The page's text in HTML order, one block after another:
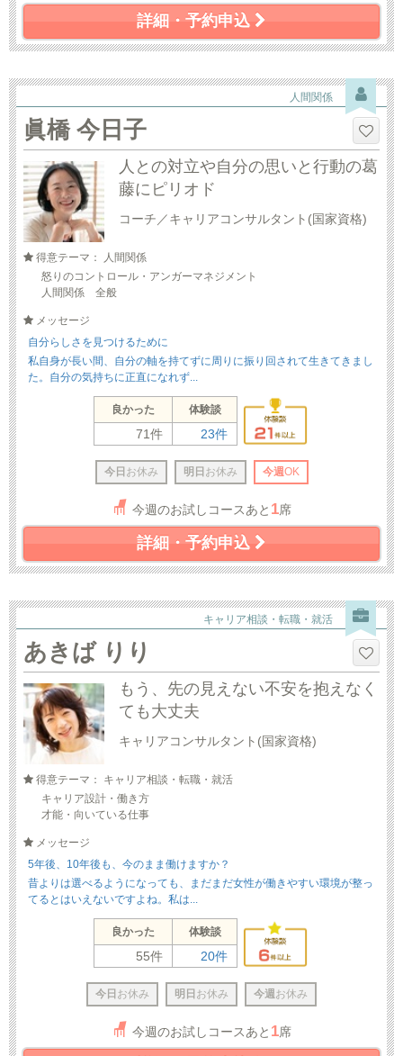
詳細・予約申込
人間関係
眞橋 今日子
人との対立や自分の思いと行動の葛
藤にピリオド
コーチ／キャリアコンサルタント(国家資格)
得意テーマ： 人間関係
怒りのコントロール・アンガーマネジメント
人間関係 全般
メッセージ
自分らしさを見つけるために
私自身が長い間、自分の軸を持てずに周りに振り回されて生きてきまし
た。自分の気持ちに正直になれず...
良かった 体験談
71件 23件
今日 お休み 明日 お休み 今週OK
今週のお試しコースあと 1席
詳細・予約申込
キャリア相談・転職・就活
あきば りり
もう、先の見えない不安を抱えなく
ても大丈夫
キャリアコンサルタント(国家資格)
得意テーマ： キャリア相談・転職・就活
キャリア設計・働き方
才能・向いている仕事
メッセージ
5年後、10年後も、今のまま働けますか？
昔よりは選べるようになっても、まだまだ女性が働きやすい環境が整っ
てるとはいえないですよね。私は...
良かった 体験談
55件 20件
今日 お休み 明日 お休み 今週 お休み
今週のお試しコースあと 1席